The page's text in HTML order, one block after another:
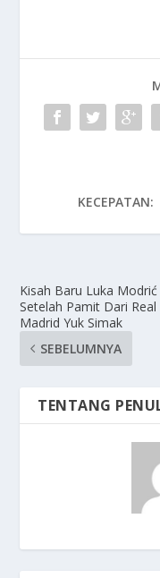
KECEPATAN:
Kisah Baru Luka Modrić
Setelah Pamit Dari Real
Madrid Yuk Simak
SEBELUMNYA
TENTANG